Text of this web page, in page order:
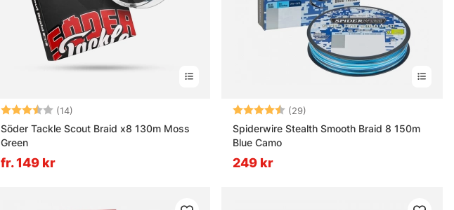
Betyg: (14)
Söder Tackle Scout Braid x8 130m Moss
Green
fr. 149 kr
Betyg: (29)
Spiderwire Stealth Smooth Braid 8 150m
Blue Camo
249 kr